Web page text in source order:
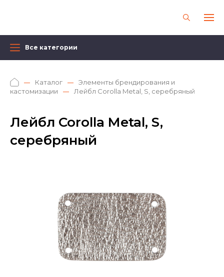
Все категории
Каталог
Элементы брендирования и
кастомизации
Лейбл Corolla Metal, S, серебряный
Лейбл Corolla Metal, S,
серебряный